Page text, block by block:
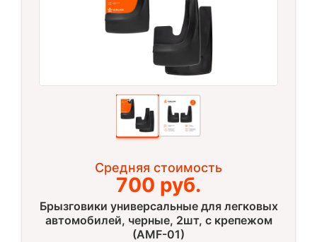
Средняя стоимость
700 руб.
Брызговики универсальные для легковых
автомобилей, черные, 2шт, с крепежом
(AMF-01)